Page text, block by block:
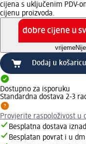
cijena s uključenim PDV-
cijenu proizvoda.
vrijeme
Dodaj u košaricu
Dostupno za isporuku
Standardna dostava 2-3
Provjerite raspoloživost u
Besplatna dostava
Besplatan povrat i u